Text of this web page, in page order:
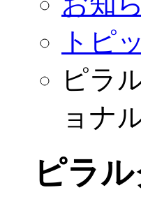
トピ
ピラ
ョナ
ピラ